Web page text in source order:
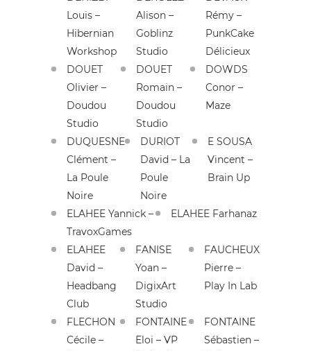
Louis –
Hibernian
Workshop
Alison –
Goblinz
Studio
Rémy –
PunkCake
Délicieux
DOUET
Olivier –
Doudou
Studio
DOUET
Romain –
Doudou
Studio
DOWDS
Conor –
Maze
DUQUESNE
Clément –
La Poule
Noire
DURIOT
David – La
Poule
Noire
E SOUSA
Vincent –
Brain Up
ELAHEE Yannick –
TravoxGames
ELAHEE Farhanaz
ELAHEE
David –
Headbang
Club
FANISE
Yoan –
DigixArt
Studio
FAUCHEUX
Pierre –
Play In Lab
FLECHON
Cécile –
FONTAINE
Eloi – VP
FONTAINE
Sébastien –